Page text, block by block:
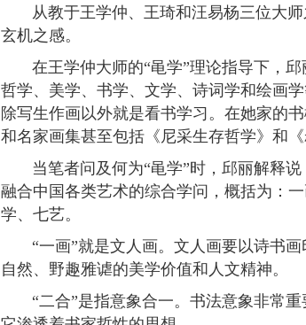
从教于王学仲、王琦和汪易杨三位大
玄机之感。
在王学仲大师的“黾学”理论指导下，
哲学、美学、书学、文学、诗词学和绘画
除写生作画以外就是看书学习。在她家的
和名家画集甚至包括《尼采生存哲学》和
当笔者问及何为“黾学”时，邱丽解释
融合中国各类艺术的综合学问，概括为：
学、七艺。
“一画”就是文人画。文人画要以诗书
自然、野趣雅谑的美学价值和人文精神。
“二合”是指意象合一。书法意象非常